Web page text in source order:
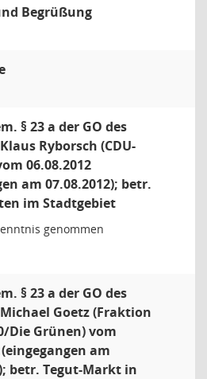
Begrüßung
§ 23 a der GO des
Ryborsch (CDU-
06.08.2012
am 07.08.2012); betr.
im Stadtgebiet
genommen
§ 23 a der GO des
Goetz (Fraktion
Die Grünen) vom
(eingegangen am
betr. Tegut-Markt in